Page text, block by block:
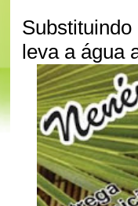
leva a água